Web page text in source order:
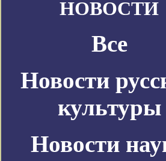
НОВОСТИ
Все
Новости
культуры
Новости